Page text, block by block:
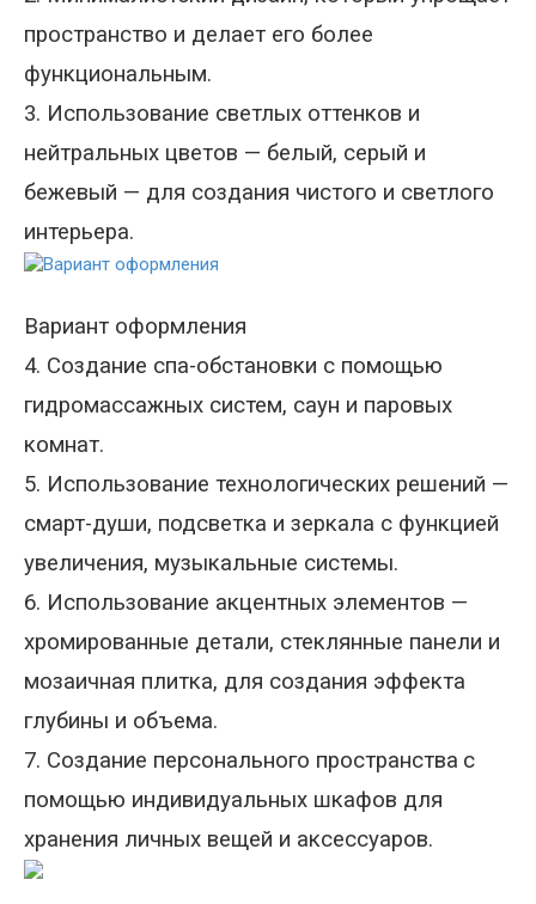
пространство и делает его более
функциональным.
3. Использование светлых оттенков и
нейтральных цветов — белый, серый и
бежевый — для создания чистого и светлого
интерьера.
Вариант оформления
4. Создание спа-обстановки с помощью
гидромассажных систем, саун и паровых
комнат.
5. Использование технологических решений —
смарт-души, подсветка и зеркала с функцией
увеличения, музыкальные системы.
6. Использование акцентных элементов —
хромированные детали, стеклянные панели и
мозаичная плитка, для создания эффекта
глубины и объема.
7. Создание персонального пространства с
помощью индивидуальных шкафов для
хранения личных вещей и аксессуаров.